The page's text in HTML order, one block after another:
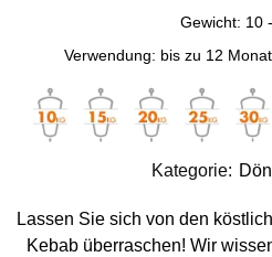
Gewicht: 10
Verwendung: bis zu 12
Kategorie:
Lassen Sie sich von den
Kebab überraschen! Wir